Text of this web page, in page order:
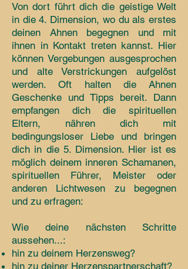
Von dort führt dich die geistige Welt
in die 4. Dimension, wo du als erstes
deinen Ahnen begegnen und mit
ihnen in Kontakt treten kannst. Hier
können Vergebungen ausgesprochen
und alte Verstrickungen aufgelöst
werden. Oft halten die Ahnen
Geschenke und Tipps bereit. Dann
empfangen dich die spirituellen
Eltern, nähren dich mit
bedingungsloser Liebe und bringen
dich in die 5. Dimension. Hier ist es
möglich deinem inneren Schamanen,
spirituellen Führer, Meister oder
anderen Lichtwesen zu begegnen
und zu erfragen:
Wie deine nächsten Schritte
aussehen...:
hin zu deinem Herzensweg?
hin zu deiner Herzenspartnerschaft?